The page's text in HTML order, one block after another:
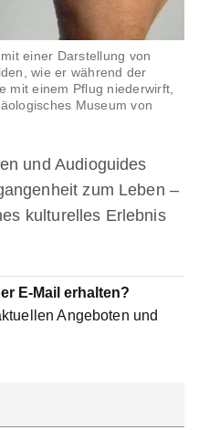
einer Darstellung von
wie er während der
mit einem Pflug niederwirft,
Museum von
und Audioguides
zum Leben –
kulturelles Erlebnis
E-Mail erhalten?
Angeboten und